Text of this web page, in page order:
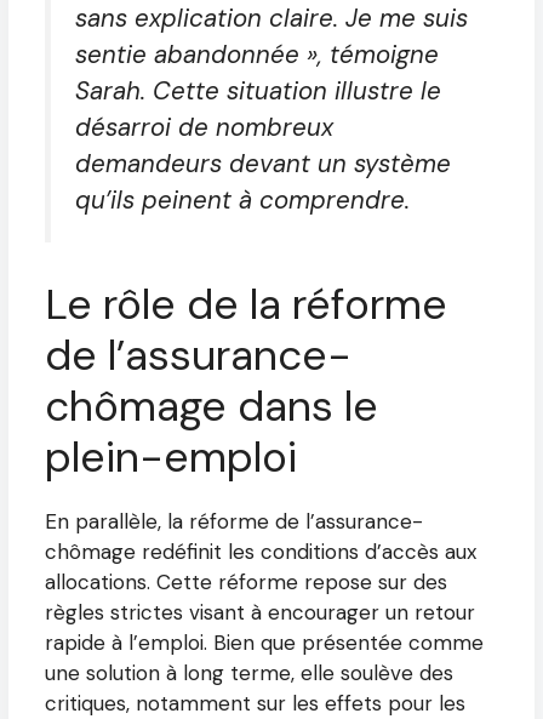
sans explication claire. Je me suis
sentie abandonnée », témoigne
Sarah. Cette situation illustre le
désarroi de nombreux
demandeurs devant un système
qu’ils peinent à comprendre.
Le rôle de la réforme
de l’assurance-
chômage dans le
plein-emploi
En parallèle, la réforme de l’assurance-
chômage redéfinit les conditions d’accès aux
allocations. Cette réforme repose sur des
règles strictes visant à encourager un retour
rapide à l’emploi. Bien que présentée comme
une solution à long terme, elle soulève des
critiques, notamment sur les effets pour les